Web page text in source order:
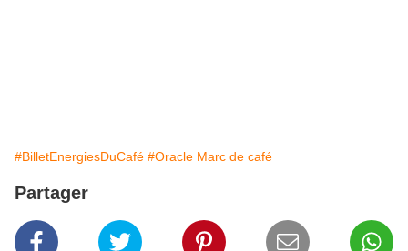
#BilletEnergiesDuCafé #Oracle Marc de café
Partager